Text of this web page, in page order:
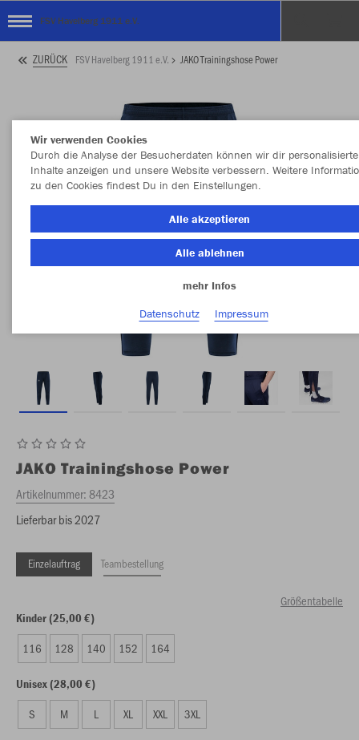
FSV Havelberg 1911 e.V.
ZURÜCK FSV Havelberg 1911 e.V. JAKO Trainingshose Power
JAKO Trainingshose Power
Artikelnummer:8423
Lieferbar bis 2027
Einzelauftrag Teambestellung
Größentabelle
Kinder (25,00 €)
116 128 140 152 164
Unisex (28,00 €)
S M L XL XXL 3XL
Wir verwenden Cookies
Durch die Analyse der Besucherdaten können wir dir personalisierte
Inhalte anzeigen und unsere Website verbessern. Weitere
zu den Cookies findest Du in den Einstellungen.
Alle akzeptieren
Alle ablehnen
mehr Infos
Datenschutz
Impressum